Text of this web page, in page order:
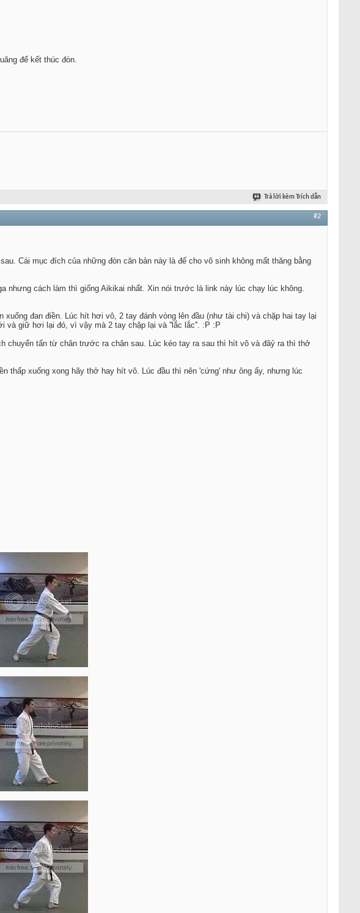
để kết thúc đòn.
Trả lời kèm Trích dẫn
#2
Cái mục đích của những đòn căn bản này là để cho võ sinh không mất thăng bằng
nhưng cách làm thì giống Aikikai nhất. Xin nói trước là link này lúc chạy lúc không.
đan điền. Lúc hít hơi vô, 2 tay đánh vòng lên đầu (như tài chi) và chặp hai tay lại
và giữ hơi lại đó, vì vậy mà 2 tay chập lại và ''lắc lắc''. :P :P
chuyển tấn từ chân trước ra chân sau. Lúc kéo tay ra sau thì hít vô và đâỷ ra thì thở
thấp xuống xong hãy thở hay hít vô. Lúc đầu thì nên 'cứng' như ông ấy, nhưng lúc